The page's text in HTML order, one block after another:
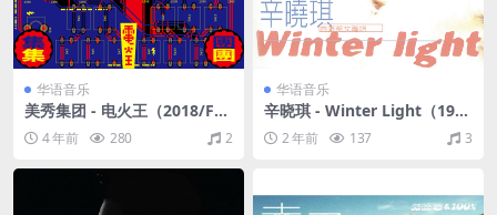
华语音乐
美秀集团 - 电火王（2018/FL
AC/分轨/328M）
4 年前 280 2
华语音乐
辛晓琪 - Winter Light（199
5/FLAC/分轨/285M）
2 年前 137 3